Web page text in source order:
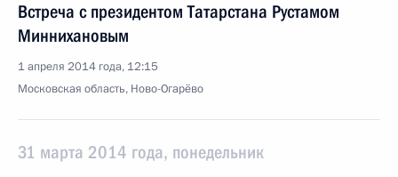
Встреча с президентом Татарстана Рустамом
Миннихановым
1 апреля 2014 года, 12:15
Московская область, Ново-Огарёво
31 марта 2014 года, понедельник